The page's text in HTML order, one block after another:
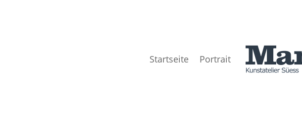
Startseite Portrait